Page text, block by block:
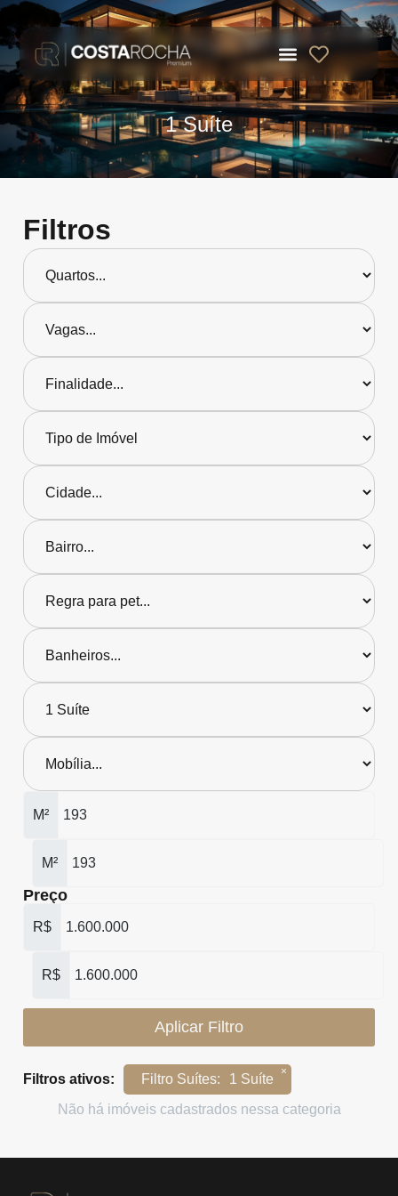
1 Suíte
Filtros
M²
M²
Preço
R$
R$
Aplicar Filtro
Filtros ativos: Filtro Suítes: 1 Suíte ×
Não há imóveis cadastrados nessa categoria